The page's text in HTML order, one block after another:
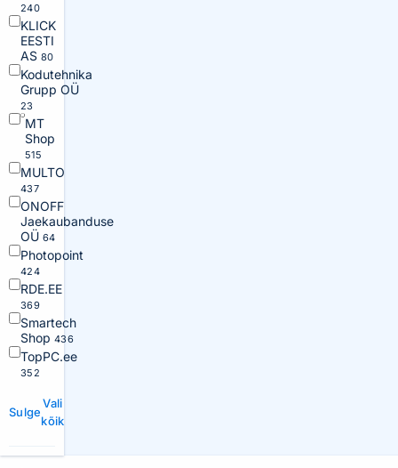
240
KLICK
EESTI
AS 80
Kodutehnika
Grupp OÜ
23
MT
Shop
515
MULTO
437
ONOFF
Jaekaubanduse
OÜ 64
Photopoint
424
RDE.EE
369
Smartech
Shop 436
TopPC.ee
352
Sulge
Vali
kõik